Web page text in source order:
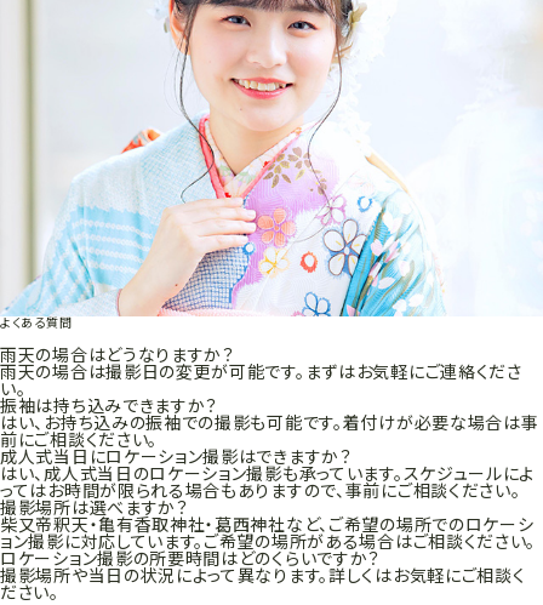
よくある質問
雨天の場合はどうなりますか？
雨天の場合は撮影日の変更が可能です。まずはお気軽にご連絡くださ
い。
振袖は持ち込みできますか？
はい、お持ち込みの振袖での撮影も可能です。着付けが必要な場合は事
前にご相談ください。
成人式当日にロケーション撮影はできますか？
はい、成人式当日のロケーション撮影も承っています。スケジュールによ
ってはお時間が限られる場合もありますので、事前にご相談ください。
撮影場所は選べますか？
柴又帝釈天・亀有香取神社・葛西神社など、ご希望の場所でのロケーシ
ョン撮影に対応しています。ご希望の場所がある場合はご相談ください。
ロケーション撮影の所要時間はどのくらいですか？
撮影場所や当日の状況によって異なります。詳しくはお気軽にご相談く
ださい。